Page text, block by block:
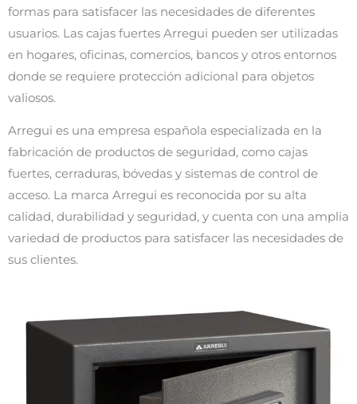
formas para satisfacer las necesidades de diferentes
usuarios. Las cajas fuertes Arregui pueden ser utilizadas
en hogares, oficinas, comercios, bancos y otros entornos
donde se requiere protección adicional para objetos
valiosos.
Arregui es una empresa española especializada en la
fabricación de productos de seguridad, como cajas
fuertes, cerraduras, bóvedas y sistemas de control de
acceso. La marca Arregui es reconocida por su alta
calidad, durabilidad y seguridad, y cuenta con una amplia
variedad de productos para satisfacer las necesidades de
sus clientes.